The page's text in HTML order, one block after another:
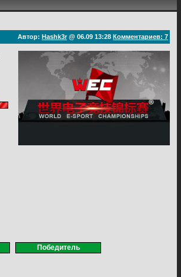
Автор: Hashk3r@ 06.09 13:28 Комментариев: 7
Победитель